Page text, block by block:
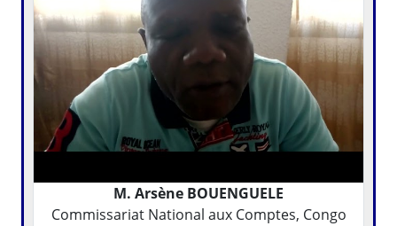
M. Arsène BOUENGUELE
Commissariat National aux Comptes, Congo